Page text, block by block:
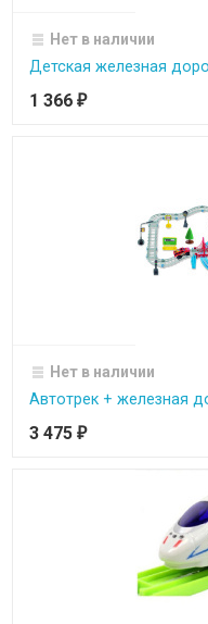
Нет в наличии
Детская железная
1 366 ₽
Нет в наличии
Автотрек + железная
3 475 ₽